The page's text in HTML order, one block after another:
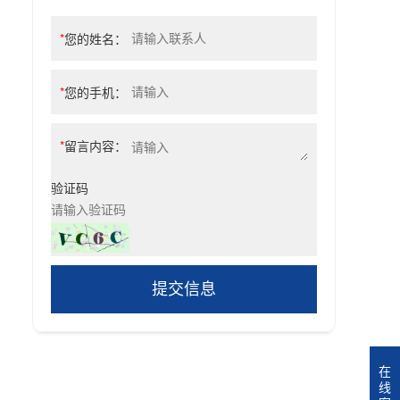
*您的姓名：
*您的手机：
*留言内容：
验证码
提交信息
在
线